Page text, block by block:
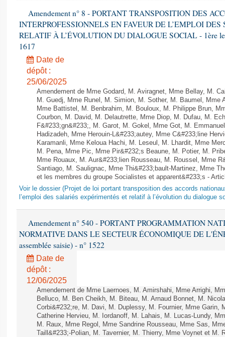
Amendement n° 8 - PORTANT TRANSPOSITION DES
INTERPROFESSIONNELS EN FAVEUR DE L’EMPLOI
RELATIF À L’ÉVOLUTION DU DIALOGUE SOCIAL - 1ère
1617
Date de
dépôt :
25/06/2025
Amendement de Mme Godard, M. Aviragnet, Mme Bellay, M.
M. Guedj, Mme Runel, M. Simion, M. Sother, M. Baumel, Mme
Mme Battistel, M. Benbrahim, M. Bouloux, M. Philippe Brun,
Courbon, M. David, M. Delautrette, Mme Diop, M. Dufau, M.
F&#233;gn&#233;, M. Garot, M. Gokel, Mme Got, M.
Hadizadeh, Mme Herouin-L&#233;autey, Mme C&#233;line
Karamanli, Mme Keloua Hachi, M. Leseul, M. Lhardit, Mme
M. Pena, Mme Pic, Mme Pir&#232;s Beaune, M. Potier, M.
Mme Rouaux, M. Aur&#233;lien Rousseau, M. Roussel, Mme
Santiago, M. Saulignac, Mme Thi&#233;bault-Martinez, Mme
et les membres du groupe Socialistes et apparent&#233;s -
Voir le dossier (Projet de loi portant transposition des accords
l’emploi des salariés expérimentés et relatif à l’évolution du dialogue
Amendement n° 540 - PORTANT PROGRAMMATION
NORMATIVE DANS LE SECTEUR ÉCONOMIQUE DE
assemblée saisie) - n° 1522
Date de
dépôt :
12/06/2025
Amendement de Mme Laernoes, M. Amirshahi, Mme Arrighi,
Belluco, M. Ben Cheikh, M. Biteau, M. Arnaud Bonnet, M.
Corbi&#232;re, M. Davi, M. Duplessy, M. Fournier, Mme Garin,
Catherine Hervieu, M. Iordanoff, M. Lahais, M. Lucas-Lundy,
M. Raux, Mme Regol, Mme Sandrine Rousseau, Mme Sas,
Taill&#233;-Polian, M. Tavernier, M. Thierry, Mme Voynet et M.